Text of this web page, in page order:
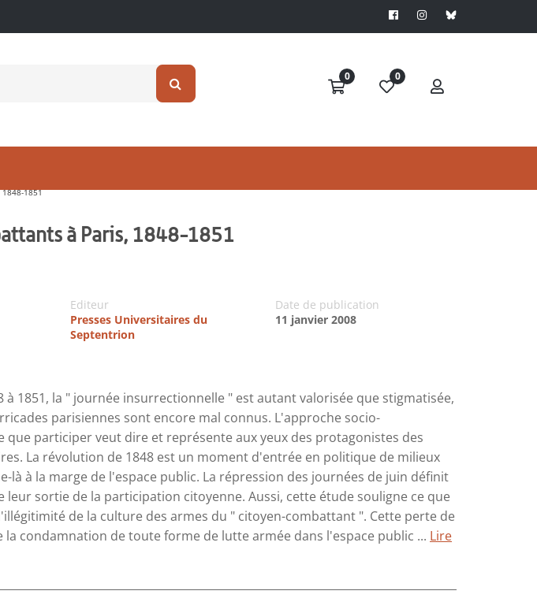
0 0
1848-1851
à Paris, 1848-1851
Editeur
Presses Universitaires du
Septentrion
Date de publication
11 janvier 2008
à 1851, la " journée insurrectionnelle " est autant valorisée que stigmatisée,
parisiennes sont encore mal connus. L'approche socio-
que participer veut dire et représente aux yeux des protagonistes des
La révolution de 1848 est un moment d'entrée en politique de milieux
là à la marge de l'espace public. La répression des journées de juin définit
leur sortie de la participation citoyenne. Aussi, cette étude souligne ce que
de la culture des armes du " citoyen-combattant ". Cette perte de
la condamnation de toute forme de lutte armée dans l'espace public ... Lire